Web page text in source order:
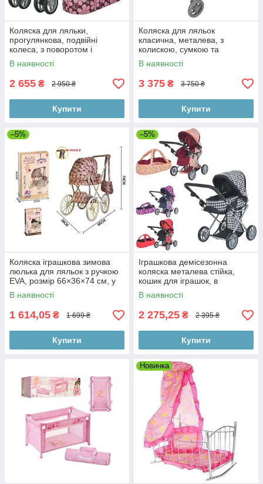
Коляска для ляльки,
прогулянкова, подвійні
колеса, з поворотом і
кошиком, у коробці
В наявності
2 655 ₴ 2 950 ₴
Купити
Коляска для ляльок
класична, металева, з
колискою, сумкою та
кошиком, у коробці
В наявності
3 375 ₴ 3 750 ₴
Купити
–5%
Коляска іграшкова зимова
люлька для ляльок з ручкою
EVA, розмір 66×36×74 см, у
коробці 37×12×62,7 см
В наявності
1 614,05 ₴ 1 699 ₴
Купити
–5%
Іграшкова демісезонна
коляска металева стійка,
кошик для іграшок, в
пакованні 36-44,5-15 см
В наявності
2 275,25 ₴ 2 395 ₴
Купити
Новинка